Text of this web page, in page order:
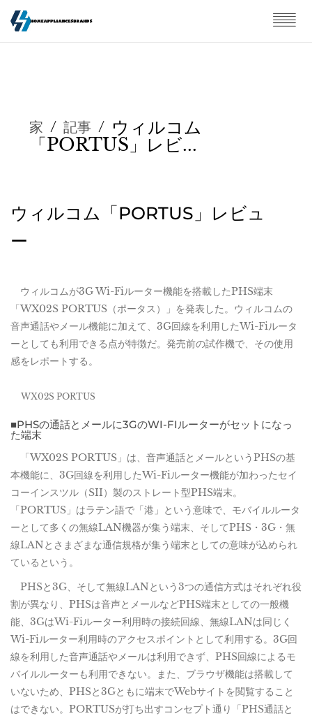
家 / 記事 / ウィルコム
「PORTUS」レビ...
ウィルコム「PORTUS」レビュ
ー
ウィルコムが3G Wi-Fiルーター機能を搭載したPHS端末
「WX02S PORTUS（ポータス）」を発表した。ウィルコムの
音声通話やメール機能に加えて、3G回線を利用したWi-Fiルータ
ーとしても利用できる点が特徴だ。発売前の試作機で、その使用
感をレポートする。
WX02S PORTUS
■PHSの通話とメールに3GのWI-FIルーターがセットになっ
た端末
「WX02S PORTUS」は、音声通話とメールというPHSの基
本機能に、3G回線を利用したWi-Fiルーター機能が加わったセイ
コーインスツル（SII）製のストレート型PHS端末。
「PORTUS」はラテン語で「港」という意味で、モバイルルータ
ーとして多くの無線LAN機器が集う端末、そしてPHS・3G・無
線LANとさまざまな通信規格が集う端末としての意味が込められ
ているという。
PHSと3G、そして無線LANという3つの通信方式はそれぞれ役
割が異なり、PHSは音声とメールなどPHS端末としての一般機
能、3GはWi-Fiルーター利用時の接続回線、無線LANは同じく
Wi-Fiルーター利用時のアクセスポイントとして利用する。3G回
線を利用した音声通話やメールは利用できず、PHS回線によるモ
バイルルーターも利用できない。また、ブラウザ機能は搭載して
いないため、PHSと3Gともに端末でWebサイトを閲覧すること
はできない。PORTUSが打ち出すコンセプト通り「PHS通話と